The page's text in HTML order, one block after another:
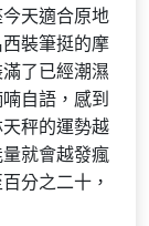
天適合原地
裝筆挺的摩
了已經潮濕
自語，感到
秤的運勢越
就會越發瘋
分之二十，